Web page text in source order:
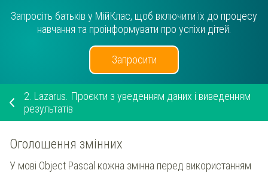
Запросіть батьків у МійКлас, щоб включити їх до процесу
навчання та проінформувати про успіхи дітей.
Запросити
2. Lazarus. Проєкти з уведенням даних і виведенням
результатів
Оголошення змінних
У мові Object Pascal кожна змінна перед використанням